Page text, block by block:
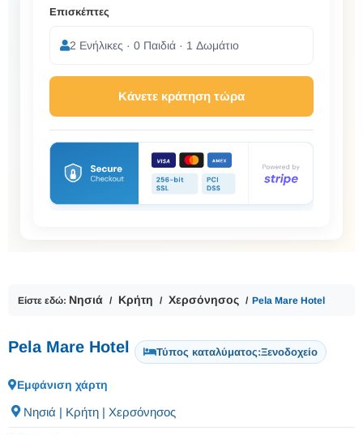
Επισκέπτες
2 Ενήλικες · 0 Παιδιά · 1 Δωμάτιο
Κάνετε κράτηση τώρα
Είστε εδώ: Νησιά Κρήτη Χερσόνησος Pela Mare Hotel
Pela Mare Hotel Τύπος καταλύματος:Ξενοδοχείο
Εμφάνιση χάρτη
Νησιά | Κρήτη | Χερσόνησος